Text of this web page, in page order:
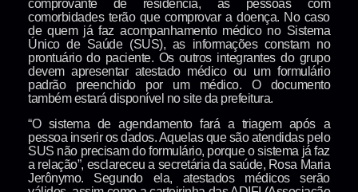
comprovante de residência, as pessoas com
comorbidades terão que comprovar a doença. No caso
de quem já faz acompanhamento médico no Sistema
Único de Saúde (SUS), as informações constam no
prontuário do paciente. Os outros integrantes do grupo
devem apresentar atestado médico ou um formulário
padrão preenchido por um médico. O documento
também estará disponível no site da prefeitura.
“O sistema de agendamento fará a triagem após a
pessoa inserir os dados. Aquelas que são atendidas pelo
SUS não precisam do formulário, porque o sistema já faz
a relação”, esclareceu a secretária da saúde, Rosa Maria
Jerônymo. Segundo ela, atestados médicos serão